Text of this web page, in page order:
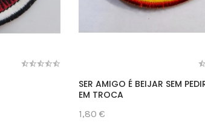
SER AMIGO É BEIJAR SEM
EM TROCA
1,80 €